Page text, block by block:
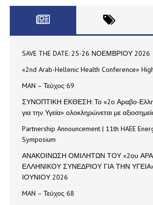
SAVE THE DATE: 25-26 ΝΟΕΜΒΡΙΟΥ 2026
«2nd Arab-Hellenic Health Conference»
MAN – Τεύχος 69
ΣΥΝΟΠΤΙΚΗ ΕΚΘΕΣΗ: Το «2ο Αραβο-
για την Υγεία» ολοκληρώνεται με
Partnership Announcement | 11th HAEE
Symposium
ΑΝΑΚΟΙΝΩΣΗ ΟΜΙΛΗΤΩΝ ΤΟΥ «2ου
ΕΛΛΗΝΙΚΟΥ ΣΥΝΕΔΡΙΟΥ ΓΙΑ ΤΗΝ
ΙΟΥΝΙΟΥ 2026
MAN – Τεύχος 68